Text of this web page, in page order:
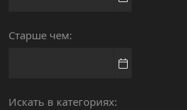
Старше чем
Искать в категориях